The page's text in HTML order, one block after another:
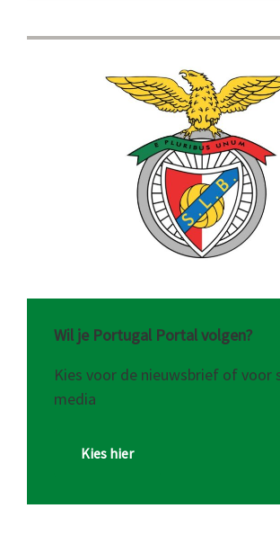
website
Wil je Portugal Portal volgen?
Kies voor de nieuwsbrief of voor
media
Kies hier